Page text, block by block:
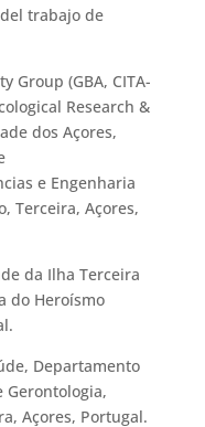
trabajo de
Group (GBA, CITA-
Research &
dos Açores,
e Engenharia
Terceira, Açores,
da Ilha Terceira
do Heroísmo
Departamento
Gerontologia,
Açores, Portugal.